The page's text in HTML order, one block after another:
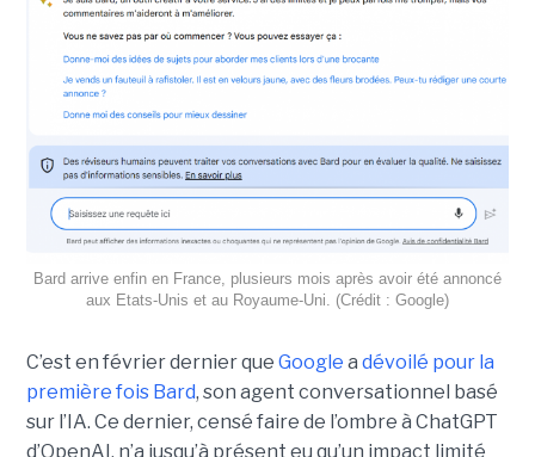
Bard arrive enfin en France, plusieurs mois après avoir été annoncé
aux Etats-Unis et au Royaume-Uni. (Crédit : Google)
C’est en février dernier que Google a dévoilé pour la
première fois Bard, son agent conversationnel basé
sur l’IA. Ce dernier, censé faire de l’ombre à ChatGPT
d’OpenAI, n’a jusqu’à présent eu qu’un impact limité